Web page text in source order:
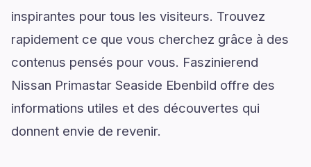
inspirantes pour tous les visiteurs. Trouvez
rapidement ce que vous cherchez grâce à des
contenus pensés pour vous. Faszinierend
Nissan Primastar Seaside Ebenbild offre des
informations utiles et des découvertes qui
donnent envie de revenir.